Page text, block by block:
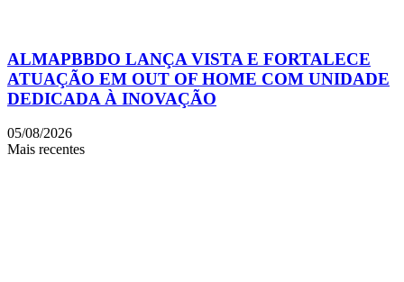
ALMAPBBDO LANÇA VISTA E FORTALECE
ATUAÇÃO EM OUT OF HOME COM UNIDADE
DEDICADA À INOVAÇÃO
05/08/2026
Mais recentes